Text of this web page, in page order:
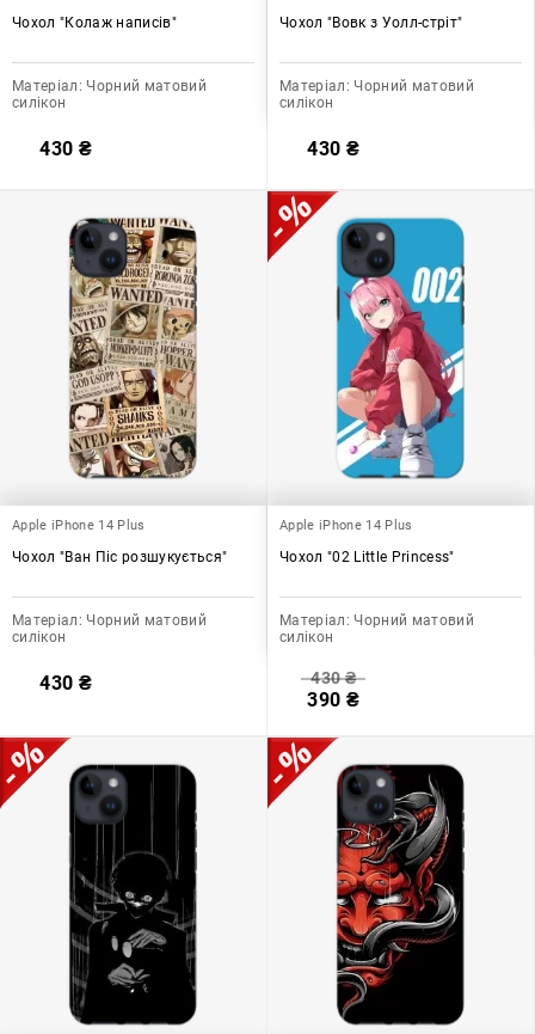
Чохол "Колаж написів"
Матеріал: Чорний матовий
силікон
430 ₴
Чохол "Вовк з Уолл-стріт"
Матеріал: Чорний матовий
силікон
430 ₴
Apple iPhone 14 Plus
Чохол "Ван Піс розшукується"
Матеріал: Чорний матовий
силікон
430 ₴
Apple iPhone 14 Plus
Чохол "02 Little Princess"
Матеріал: Чорний матовий
силікон
430₴
390 ₴